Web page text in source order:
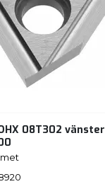
08T302 vänster